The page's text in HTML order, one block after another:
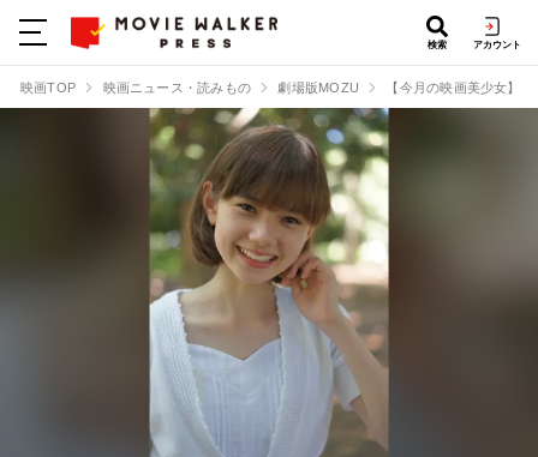
検索 アカウント
映画TOP 映画ニュース・読みもの 劇場版MOZU 【今月の映画美少女】